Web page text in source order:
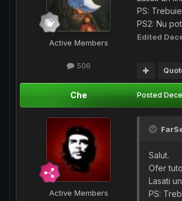
Active Members
506
PS:
PS2: Nu
Edited
Che
Active Members
Posted
Salut.
Ofer
Lasati
PS: